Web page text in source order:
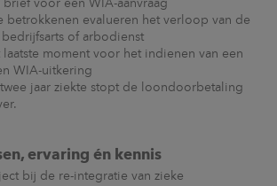
voor een WIA-aanvraag
betrokkenen evalueren het verloop van de
of arbodienst
laatste moment voor het indienen van een
WIA-uitkering
jaar ziekte stopt de loondoorbetaling
ervaring én kennis
bij de re-integratie van zieke